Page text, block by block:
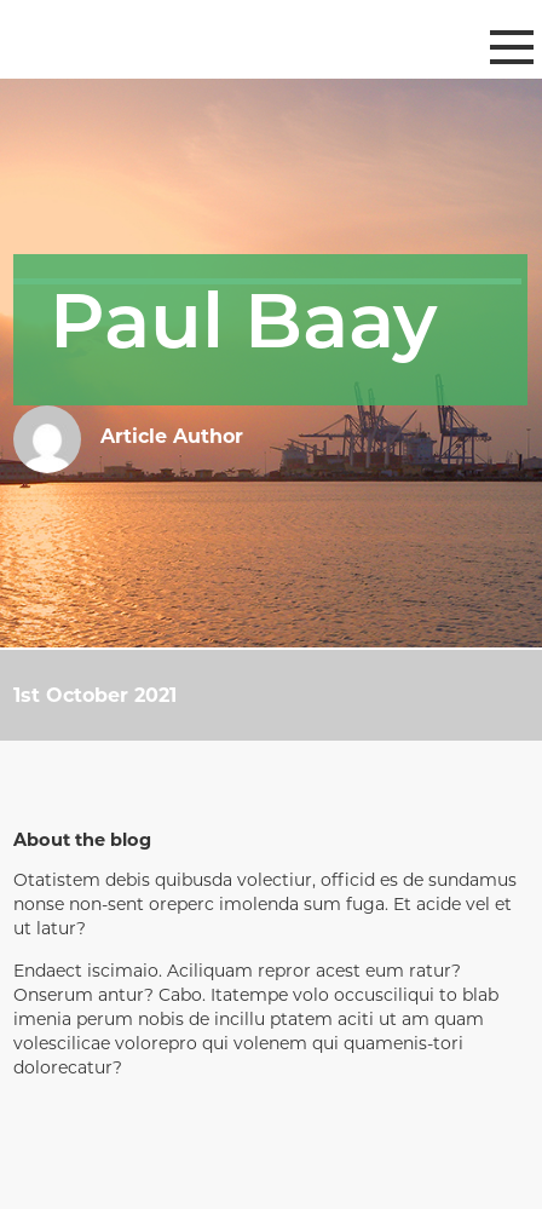
Paul Baay
Article Author
1st October 2021
About the blog
Otatistem debis quibusda volectiur, officid es de sundamus
nonse non-sent oreperc imolenda sum fuga. Et acide vel et
ut latur?
Endaect iscimaio. Aciliquam repror acest eum ratur?
Onserum antur? Cabo. Itatempe volo occusciliqui to blab
imenia perum nobis de incillu ptatem aciti ut am quam
volescilicae volorepro qui volenem qui quamenis-tori
dolorecatur?